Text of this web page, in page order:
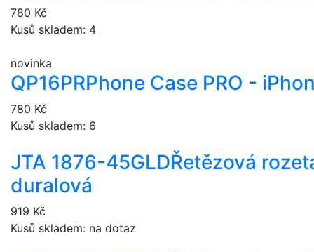
780 Kč
Kusů skladem: 4
novinka
QP16PRPhone Case PRO -
780 Kč
Kusů skladem: 6
JTA 1876-45GLDŘetězová
duralová
919 Kč
Kusů skladem: na dotaz